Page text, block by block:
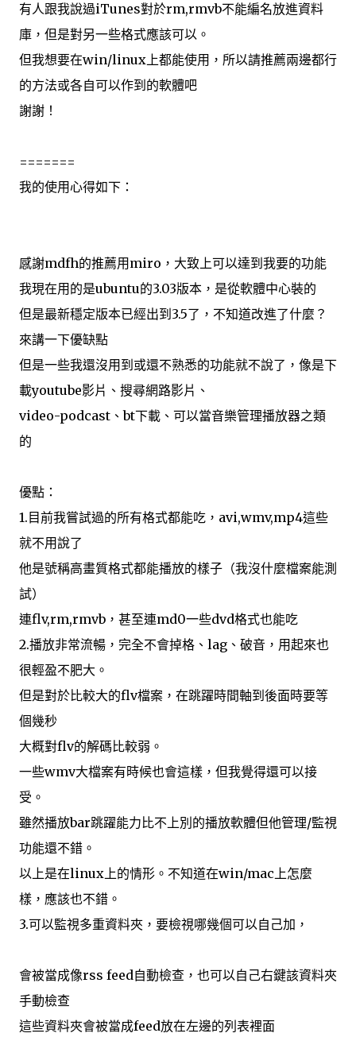
有人跟我說過iTunes對於rm,rmvb不能編名放進資料
庫，但是對另一些格式應該可以。
但我想要在win/linux上都能使用，所以請推薦兩邊都行
的方法或各自可以作到的軟體吧
謝謝！
=======
我的使用心得如下：
感謝mdfh的推薦用miro，大致上可以達到我要的功能
我現在用的是ubuntu的3.03版本，是從軟體中心裝的
但是最新穩定版本已經出到3.5了，不知道改進了什麼？
來講一下優缺點
但是一些我還沒用到或還不熟悉的功能就不說了，像是下
載youtube影片、搜尋網路影片、
video-podcast、bt下載、可以當音樂管理播放器之類
的
優點：
1.目前我嘗試過的所有格式都能吃，avi,wmv,mp4這些
就不用說了
他是號稱高畫質格式都能播放的樣子（我沒什麼檔案能測
試）
連flv,rm,rmvb，甚至連md0一些dvd格式也能吃
2.播放非常流暢，完全不會掉格、lag、破音，用起來也
很輕盈不肥大。
但是對於比較大的flv檔案，在跳躍時間軸到後面時要等
個幾秒
大概對flv的解碼比較弱。
一些wmv大檔案有時候也會這樣，但我覺得還可以接
受。
雖然播放bar跳躍能力比不上別的播放軟體但他管理/監視
功能還不錯。
以上是在linux上的情形。不知道在win/mac上怎麼
樣，應該也不錯。
3.可以監視多重資料夾，要檢視哪幾個可以自己加，
會被當成像rss feed自動檢查，也可以自己右鍵該資料夾
手動檢查
這些資料夾會被當成feed放在左邊的列表裡面